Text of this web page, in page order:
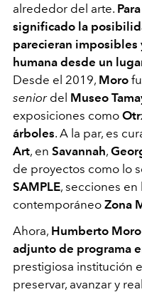
alrededor del arte.
significado la
parecieran imposibles
humana desde un
Desde el 2019, Moro
seniordel Museo
exposiciones como
árboles. A la par, es
Art, en Savannah,
de proyectos como lo
SAMPLE, secciones en
contemporáneo Zona
Ahora, Humberto
adjunto de programa
prestigiosa institución
preservar, avanzar y